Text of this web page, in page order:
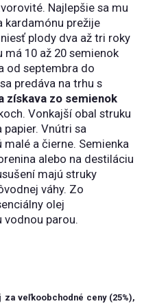
Najlepšie sa mu
kardamónu prežije
plody dva až tri roky
má 10 až 20 semienok
od septembra do
predáva na trhu s
získava zo semienok
Vonkajší obal struku
papier. Vnútri sa
a čierne. Semienka
alebo na destiláciu
majú struky
váhy. Zo
olej
parou.
za veľkoobchodné ceny (25%),